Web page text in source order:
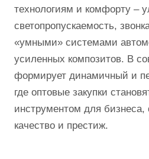
технологиям и комфорту –
светопропускаемость,
«умными» системами
усиленных композитов. В
формирует динамичный и
где оптовые закупки
инструментом для бизнеса,
качество и престиж.